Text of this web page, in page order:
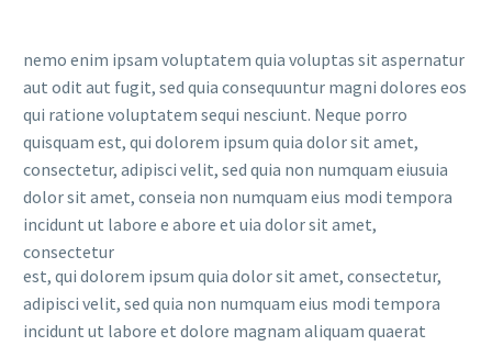
nemo enim ipsam voluptatem quia voluptas sit aspernatur
aut odit aut fugit, sed quia consequuntur magni dolores eos
qui ratione voluptatem sequi nesciunt. Neque porro
quisquam est, qui dolorem ipsum quia dolor sit amet,
consectetur, adipisci velit, sed quia non numquam eiusuia
dolor sit amet, conseia non numquam eius modi tempora
incidunt ut labore e abore et uia dolor sit amet,
consectetur
est, qui dolorem ipsum quia dolor sit amet, consectetur,
adipisci velit, sed quia non numquam eius modi tempora
incidunt ut labore et dolore magnam aliquam quaerat